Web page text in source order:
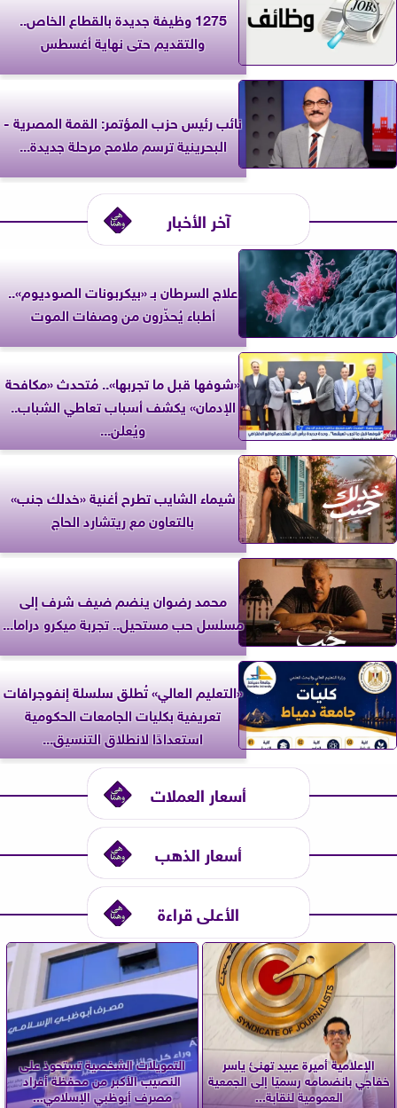
1275 وظيفة جديدة بالقطاع الخاص..
والتقديم حتى نهاية أغسطس
نائب رئيس حزب المؤتمر: القمة المصرية -
البحرينية ترسم ملامح مرحلة جديدة...
آخر الأخبار
علاج السرطان بـ «بيكربونات الصوديوم»..
أطباء يُحذّرون من وصفات الموت
«شوفها قبل ما تجربها».. مُتحدث «مكافحة
الإدمان» يكشف أسباب تعاطي الشباب..
ويُعلن...
شيماء الشايب تطرح أغنية «خدلك جنب»
بالتعاون مع ريتشارد الحاج
محمد رضوان ينضم ضيف شرف إلى
مسلسل حب مستحيل.. تجربة ميكرو دراما...
«التعليم العالي» تُطلق سلسلة إنفوجرافات
تعريفية بكليات الجامعات الحكومية
استعدادًا لانطلاق التنسيق...
أسعار العملات
أسعار الذهب
الأعلى قراءة
الإعلامية أميرة عبيد تهنئ ياسر
خفاجي بانضمامه رسميًا إلى الجمعية
العمومية لنقابة...
التمويلات الشخصية تستحوذ على
النصيب الأكبر من محفظة أفراد
مصرف أبوظبي الإسلامي...